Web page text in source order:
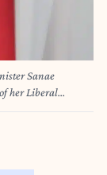
Sanae
her Liberal
ruling party's
day. (Kyodo)